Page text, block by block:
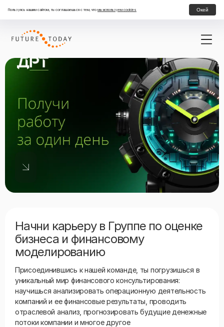
Пользуясь нашим сайтом, ты соглашаешься с тем, что мы используем cookies Окей
Стажировка в Департаменте налогов и права
Начни карьеру в Группе по оценке
бизнеса и финансовому
моделированию
Присоединившись к нашей команде, ты погрузишься в
уникальный мир финансового консультирования:
научишься анализировать операционную деятельность
компаний и ее финансовые результаты, проводить
отраслевой анализ, прогнозировать будущие денежные
потоки компании и многое другое